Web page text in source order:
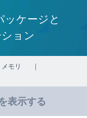
ッケージと
ョン
メモリ
|
表示する